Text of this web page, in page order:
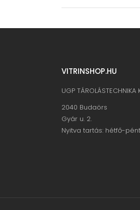
VITRINSHOP.HU
UGP TÁROLÁSTECHNIKA
2040 Budaörs
Gyár u. 2.
Nyitva tartás: hétfő-